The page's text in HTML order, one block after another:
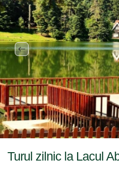
Turul zilnic la Lacul